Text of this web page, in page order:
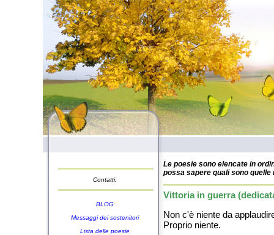
Contatti:
BLOG
Messaggi dei sostenitori
Lista delle poesie
Le poesie sono elencate in
possa sapere quali sono
Vittoria in guerra
Non c'è niente da
Proprio niente.